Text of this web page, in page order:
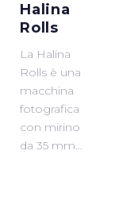
Halina
Rolls
La Halina
Rolls è una
macchina
fotografica
con mirino
da 35 mm…